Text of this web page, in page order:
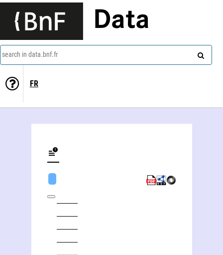
Data
search in data.bnf.fr
FR